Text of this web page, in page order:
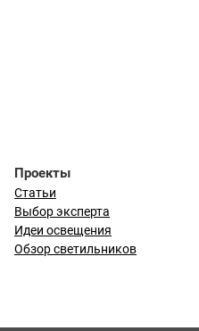
Проекты
Статьи
Выбор эксперта
Идеи освещения
Обзор светильников